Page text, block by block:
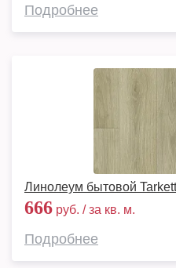
Подробнее
Линолеум бытовой
666 руб. / за кв. м.
Подробнее